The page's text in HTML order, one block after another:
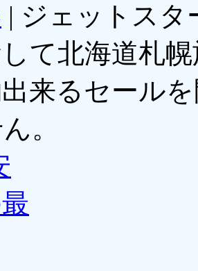
| ジェットスタ
て北海道札
来るセール
。